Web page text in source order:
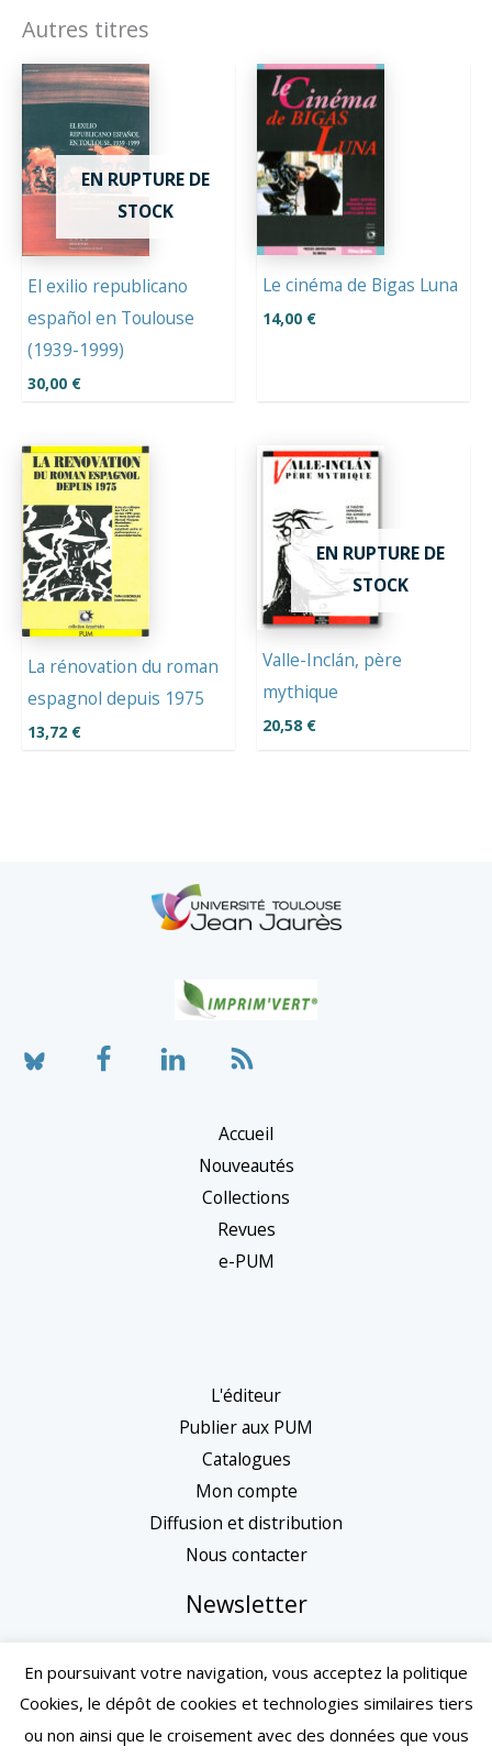
Autres titres
EN RUPTURE DE
STOCK
El exilio republicano
español en Toulouse
(1939-1999)
30,00 €
Le cinéma de Bigas Luna
14,00 €
La rénovation du roman
espagnol depuis 1975
13,72 €
EN RUPTURE DE
STOCK
Valle-Inclán, père
mythique
20,58 €
Accueil
Nouveautés
Collections
Revues
e-PUM
L'éditeur
Publier aux PUM
Catalogues
Mon compte
Diffusion et distribution
Nous contacter
Newsletter
En poursuivant votre navigation, vous acceptez la politique
Cookies, le dépôt de cookies et technologies similaires tiers
ou non ainsi que le croisement avec des données que vous